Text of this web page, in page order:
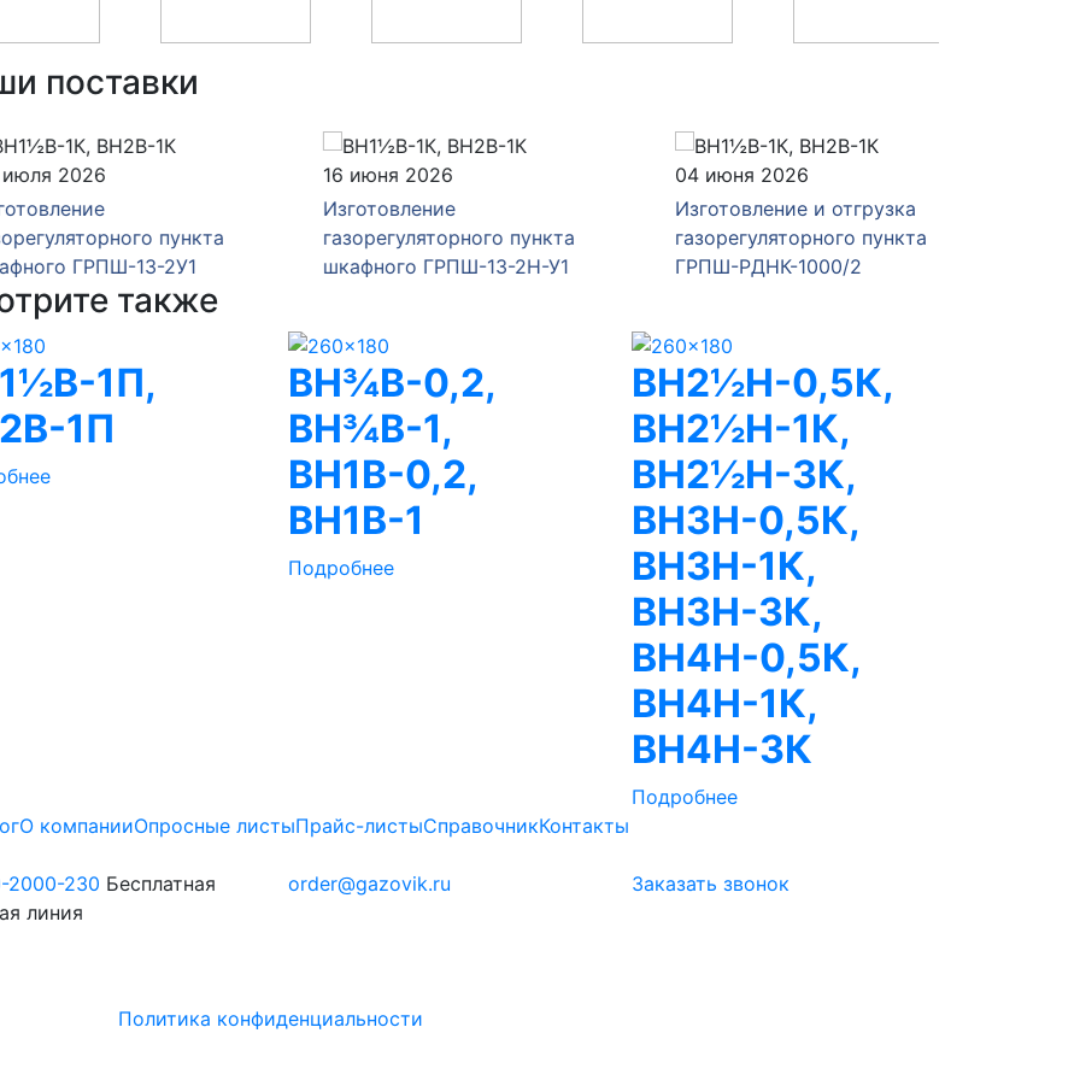
поставки
2026
пункта
ГРПШ-13-2У1
16 июня 2026
Изготовление
газорегуляторного пункта
шкафного ГРПШ-13-2Н-У1
04 июня 2026
Изготовление и отгрузка
газорегуляторного пункта
ГРПШ-РДНК-1000/2
также
1П,
1П
ВН¾В-0,2,
ВН¾В-1,
ВН1В-0,2,
ВН1В-1
Подробнее
ВН2½Н-0,5К,
ВН2½Н-1К,
ВН2½Н-3К,
ВН3Н-0,5К,
ВН3Н-1К,
ВН3Н-3К,
ВН4Н-0,5К,
ВН4Н-1К,
ВН4Н-3К
Подробнее
О компанииОпросные листыПрайс-листыСправочникКонтакты
2000-230 Бесплатная
линия
order@gazovik.ru Заказать звонок
Политика конфиденциальности